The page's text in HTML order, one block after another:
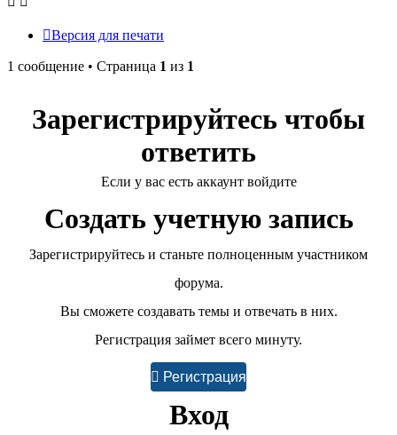
Версия для печати
1 сообщение • Страница 1 из 1
Зарегистрируйтесь чтобы
ответить
Если у вас есть аккаунт войдите
Создать учетную запись
Зарегистрируйтесь и станьте полноценным участником
форума.
Вы сможете создавать темы и отвечать в них.
Регистрация займет всего минуту.
Регистрация
Вход